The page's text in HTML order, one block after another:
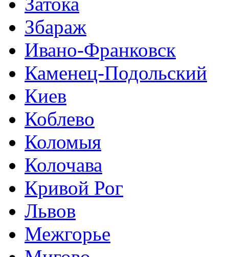
Збараж
Ивано-Франковск
Каменец-Подольский
Киев
Коблево
Коломыя
Колочава
Кривой Рог
Львов
Межгорье